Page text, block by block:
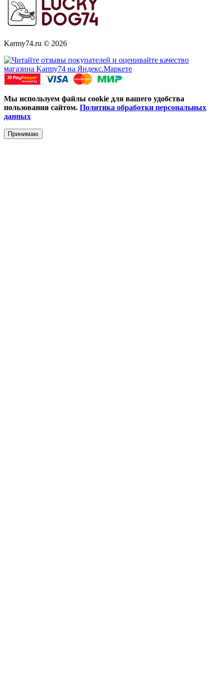
Karmy74.ru © 2026
Мы используем файлы cookie для вашего удобства
пользования сайтом. Политика обработки персональных
данных
Принимаю